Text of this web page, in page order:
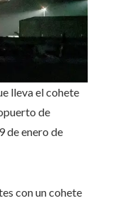
lleva el cohete
de
de enero de
con un cohete